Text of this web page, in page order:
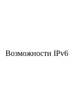
Возможности IPv6